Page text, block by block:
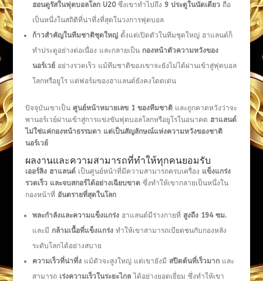
ฮอนดูรัสในฟุตบอลโลก U20ซึ่งเขาทำไปถึง 9 ประตูในนัดเดียวถือ
เป็นหนึ่งในสถิติที่น่าทึ่งที่สุดในวงการฟุตบอล
ก้าวสำคัญในทีมชาติชุดใหญ่ตั้งแต่เปิดตัวในทีมชุดใหญ่ ฮาแลนด์ก็
ทำประตูอย่างต่อเนื่อง และกลายเป็น กองหน้าตัวความหวังของ
นอร์เวย์อย่างรวดเร็ว แม้ทีมชาติของเขาจะยังไม่ได้ผ่านเข้าสู่ฟุตบอล
โลกหรือยูโร แต่ฟอร์มของฮาแลนด์ยังคงโดดเด่น
ปัจจุบันเขาเป็น ศูนย์หน้าหมายเลข 1 ของทีมชาติและถูกคาดหวังว่าจะ
พานอร์เวย์ผ่านเข้าสู่การแข่งขันฟุตบอลโลกหรือยูโรในอนาคต ฮาแลนด์
ไม่ใช่แค่กองหน้าธรรมดา แต่เป็นสัญลักษณ์แห่งความหวังของชาติ
นอร์เวย์
ผลงานและความสามารถที่ทำให้ทุกคนยอมรับ
เออร์ลิง ฮาแลนด์เป็นศูนย์หน้าที่มีความสามารถครบเครื่อง แข็งแกร่ง
รวดเร็ว และจบสกอร์ได้อย่างเฉียบขาดซึ่งทำให้เขากลายเป็นหนึ่งใน
กองหน้าที่ อันตรายที่สุดในโลก
พละกำลังและความแข็งแกร่งฮาแลนด์มีร่างกายที่ สูงถึง 194 ซม.
และมี กล้ามเนื้อที่แข็งแกร่งทำให้เขาสามารถเบียดชนกับกองหลัง
ระดับโลกได้อย่างสบาย
ความเร็วที่น่าทึ่งแม้ตัวจะสูงใหญ่ แต่เขายังมี สปีดต้นที่เร็วมากและ
สามารถ เร่งความเร็วในระยะไกลได้อย่างยอดเยี่ยม ซึ่งทำให้เขา